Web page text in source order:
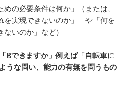
の必要条件は何か」（または、
Aを実現できないのか」 や「何を
いのか」など）
Bできますか」例えば「自転車に
うな問い、能力の有無を問うもの